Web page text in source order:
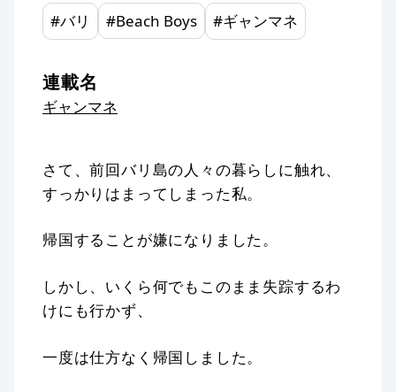
#バリ #Beach Boys #ギャンマネ
連載名
ギャンマネ
さて、前回バリ島の人々の暮らしに触れ、
すっかりはまってしまった私。
帰国することが嫌になりました。
しかし、いくら何でもこのまま失踪するわ
けにも行かず、
一度は仕方なく帰国しました。